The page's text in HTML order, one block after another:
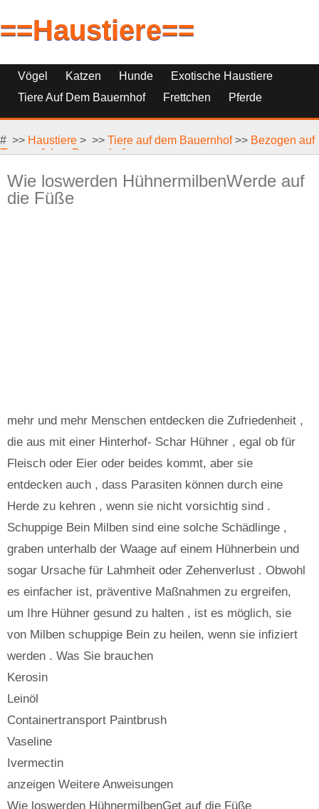
==Haustiere==
Vögel Katzen Hunde
Exotische Haustiere
Tiere Auf Dem Bauernhof
Frettchen
Pferde
Haustierfische
Haustierersatz
Reptilien, Nagetiere Und Kleintiere
# >> Haustiere > >> Tiere auf dem Bauernhof>> Bezogen auf
Tiere auf dem Bauernhof
Wie loswerden HühnermilbenWerde auf
die Füße
mehr und mehr Menschen entdecken die Zufriedenheit ,
die aus mit einer Hinterhof- Schar Hühner , egal ob für
Fleisch oder Eier oder beides kommt, aber sie
entdecken auch , dass Parasiten können durch eine
Herde zu kehren , wenn sie nicht vorsichtig sind .
Schuppige Bein Milben sind eine solche Schädlinge ,
graben unterhalb der Waage auf einem Hühnerbein und
sogar Ursache für Lahmheit oder Zehenverlust . Obwohl
es einfacher ist, präventive Maßnahmen zu ergreifen,
um Ihre Hühner gesund zu halten , ist es möglich, sie
von Milben schuppige Bein zu heilen, wenn sie infiziert
werden . Was Sie brauchen
Kerosin
Leinöl
Containertransport Paintbrush
Vaseline
Ivermectin
anzeigen Weitere Anweisungen
Wie loswerden HühnermilbenGet auf die Füße